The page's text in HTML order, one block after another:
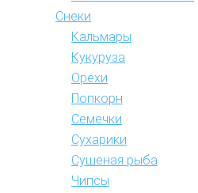
Снеки
Кальмары
Кукуруза
Орехи
Попкорн
Семечки
Сухарики
Сушеная рыба
Чипсы